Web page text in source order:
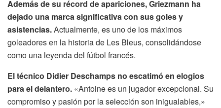
Además de su récord de apariciones, Griezmann ha
dejado una marca significativa con sus goles y
asistencias.Actualmente, es uno de los máximos
goleadores en la historia de Les Bleus, consolidándose
como una leyenda del fútbol francés.
El técnico Didier Deschamps no escatimó en elogios
para el delantero. «Antoine es un jugador excepcional. Su
compromiso y pasión por la selección son inigualables,»